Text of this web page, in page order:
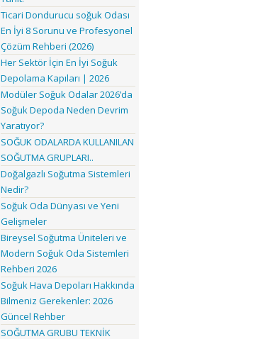
Ticari Dondurucu soğuk Odası
En İyi 8 Sorunu ve Profesyonel
Çözüm Rehberi (2026)
Her Sektör İçin En İyi Soğuk
Depolama Kapıları | 2026
Modüler Soğuk Odalar 2026’da
Soğuk Depoda Neden Devrim
Yaratıyor?
SOĞUK ODALARDA KULLANILAN
SOĞUTMA GRUPLARI..
Doğalgazlı Soğutma Sistemleri
Nedir?
Soğuk Oda Dünyası ve Yeni
Gelişmeler
Bireysel Soğutma Üniteleri ve
Modern Soğuk Oda Sistemleri
Rehberi 2026
Soğuk Hava Depoları Hakkında
Bilmeniz Gerekenler: 2026
Güncel Rehber
SOĞUTMA GRUBU TEKNİK